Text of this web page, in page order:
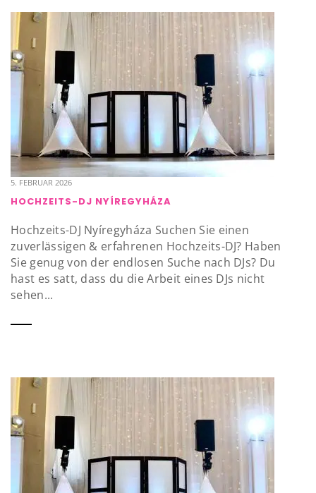
5. FEBRUAR 2026
HOCHZEITS-DJ NYÍREGYHÁZA
Hochzeits-DJ Nyíregyháza Suchen Sie einen
zuverlässigen & erfahrenen Hochzeits-DJ? Haben
Sie genug von der endlosen Suche nach DJs? Du
hast es satt, dass du die Arbeit eines DJs nicht
sehen...